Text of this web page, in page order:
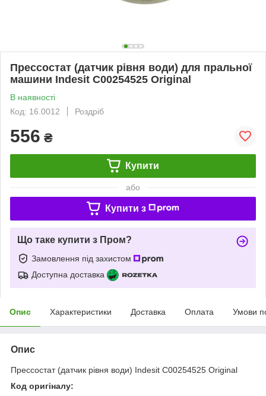
Прессостат (датчик рівня води) для пральної
машини Indesit C00254525 Original
В наявності
Код: 16.0012
Роздріб
556 ₴
Купити
або
Купити з
Що таке купити з Пром?
Замовлення під захистом
Доступна доставка
Опис Характеристики Доставка Оплата Умови
Опис
Прессостат (датчик рівня води) Indesit C00254525 Original
Код оригіналу: